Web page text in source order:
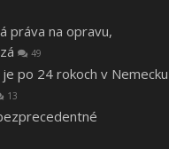
práva na opravu,
49
po 24 rokoch v Nemecku
13